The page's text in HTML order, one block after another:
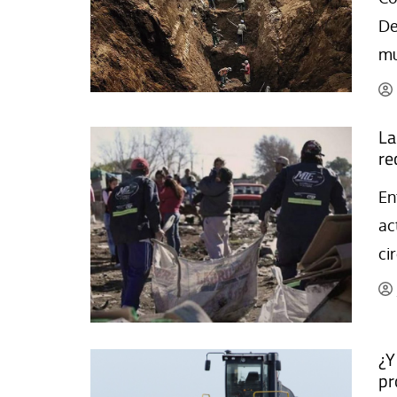
La mundialización
El amor en el mundo
Los empobrecidos por el
Radio — Mundo obrero hoy
Vidas precarias
Cine
Dos minutos
Aplicaciones
Relato